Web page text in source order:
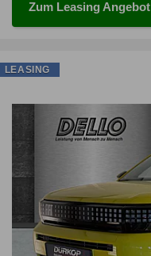
Zum Leasing Angebot
LEASING